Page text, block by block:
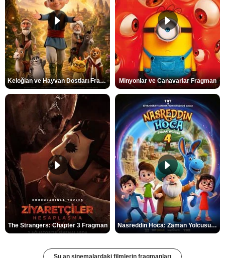
Keloğlan ve Hayvan Dostları Fragman Minyonlar ve Canavarlar Fragman
The Strangers: Chapter 3 Fragman Nasreddin Hoca: Zaman Yolcusu 4 Fragman